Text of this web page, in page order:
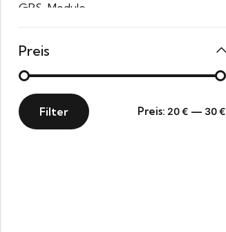
GPS-Module
Motoren für Drohnen
Taschen & Rucksäcke für den Transport
Preis
Filter Preis: 20 € — 30 €